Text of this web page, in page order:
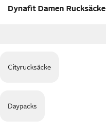
Dynafit Damen Rucksäcke
Cityrucksäcke
Daypacks